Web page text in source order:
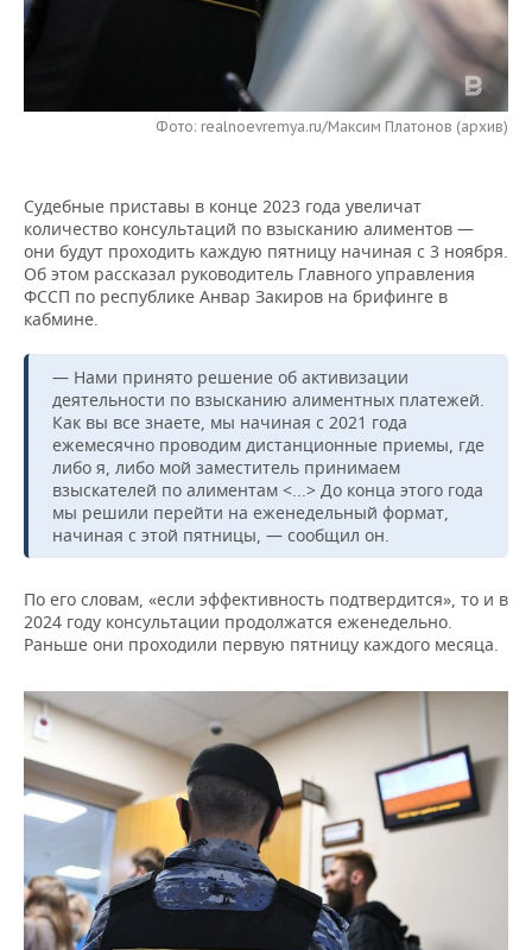
НЕФТЕХИМИЯ
ОПК
ТЕЛЕКОММУНИКАЦИИ
НОВОСТИ МЕРОПРИЯТИЙ
БИЗНЕС-БРАНЧИ
ONLINE-КОНФЕРЕНЦИИ
ОТКРЫТАЯ ЛЕКЦИЯ
ФУТБОЛ
ХОККЕЙ
БАСКЕТБОЛ
ВОЛЕЙБОЛ
КИБЕРСПОРТ
ФИГУРНОЕ КАТАНИЕ
ВОДНЫЕ ВИДЫ СПОРТА
ХОККЕЙ С МЯЧОМ
НОВОСТИ ОБЩЕСТВА
ВЛАСТЬ
ИНФРАСТРУКТУРА
ИСТОРИЯ
КУЛЬТУРА
МЕДИЦИНА
ОБРАЗОВАНИЕ
ПРОИСШЕСТВИЯ
ФОТОГАЛЕРЕЯ
СЮЖЕТЫ
СПРАВОЧНИК
СПИСОК ПЕРСОН
СПИСОК КОМПАНИЙ
ПОЛНАЯ ВЕРСИЯ
Фото: realnoevremya.ru/Максим Платонов (архив)
Судебные приставы в конце 2023 года увеличат
количество консультаций по взысканию алиментов —
они будут проходить каждую пятницу начиная с 3 ноября.
Об этом рассказал руководитель Главного управления
ФССП по республике Анвар Закиров на брифинге в
кабмине.
— Нами принято решение об активизации
деятельности по взысканию алиментных платежей.
Как вы все знаете, мы начиная с 2021 года
ежемесячно проводим дистанционные приемы, где
либо я, либо мой заместитель принимаем
взыскателей по алиментам <...> До конца этого года
мы решили перейти на еженедельный формат,
начиная с этой пятницы, — сообщил он.
По его словам, «если эффективность подтвердится», то и в
2024 году консультации продолжатся еженедельно.
Раньше они проходили первую пятницу каждого месяца.